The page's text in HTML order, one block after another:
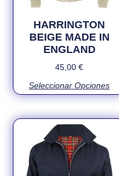
HARRINGTON
BEIGE MADE IN
ENGLAND
45,00€
Seleccionar Opciones